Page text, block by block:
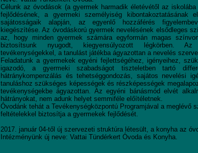
Célunk az óvodások (a gyermek harmadik életévétől az
fejlődésének, a gyermeki személyiség kibontakoztatásának
sajátosságaik alapján, az egyenlő hozzáférés
kiegészítése. Az óvodáskorú gyermek nevelésének elsődleges
az, hogy minden gyermek számára egyformán magas
biztosítsunk nyugodt, kiegyensúlyozott légkörben. Az
tevékenységekkel, a tanulást játékba ágyazottan a nevelés
Feladatunk a gyermekek egyéni fejlettségéhez, igényeihez,
igazodó, a gyermeki szabadságot tiszteletben tartó
hátránykompenzálás és tehetséggondozás, sajátos nevelési
tanuláshoz szükséges képességek és részképességek
tevékenységekbe ágyazottan. Az egyéni bánásmód elvét
hátrányokat, nem adunk helyet semmiféle előítéletnek.
Óvodánk tehát a Tevékenységközpontú Programjával a meglévő
feltételekkel biztosítja a gyermekek fejlődését.
2017. január 04-től új szervezeti struktúra létesült, a konyha az
Intézményünk új neve: Vattai Tündérkert Óvoda és Konyha.